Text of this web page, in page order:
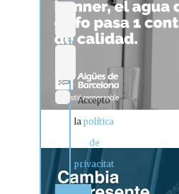
Accepto
lapolítica
de
privacitat